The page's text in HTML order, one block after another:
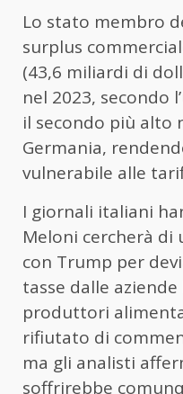
Lo stato membro
surplus
(43,6 miliardi di
nel 2023, secondo
il secondo più alto
Germania,
vulnerabile alle
I giornali italiani
Meloni cercherà di
con Trump per
tasse dalle
produttori
rifiutato di
ma gli analisti
soffrirebbe